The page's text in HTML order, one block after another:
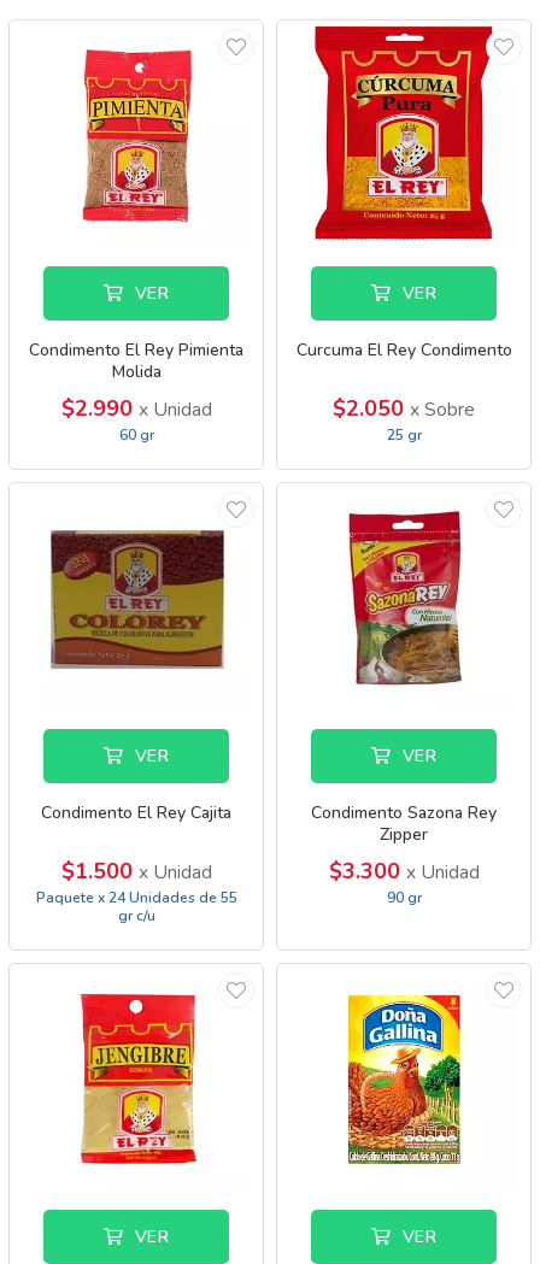
VER
Condimento El Rey Pimienta
Molida
$2.990 x Unidad
60 gr
VER
Curcuma El Rey Condimento
$2.050 x Sobre
25 gr
VER
Condimento El Rey Cajita
$1.500 x Unidad
Paquete x 24 Unidades de 55
gr c/u
VER
Condimento Sazona Rey
Zipper
$3.300 x Unidad
90 gr
VER VER